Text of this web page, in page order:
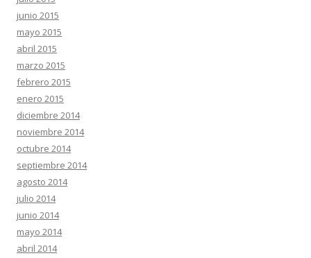
junio 2015
mayo 2015
abril 2015
marzo 2015
febrero 2015
enero 2015
diciembre 2014
noviembre 2014
octubre 2014
septiembre 2014
agosto 2014
julio 2014
junio 2014
mayo 2014
abril 2014